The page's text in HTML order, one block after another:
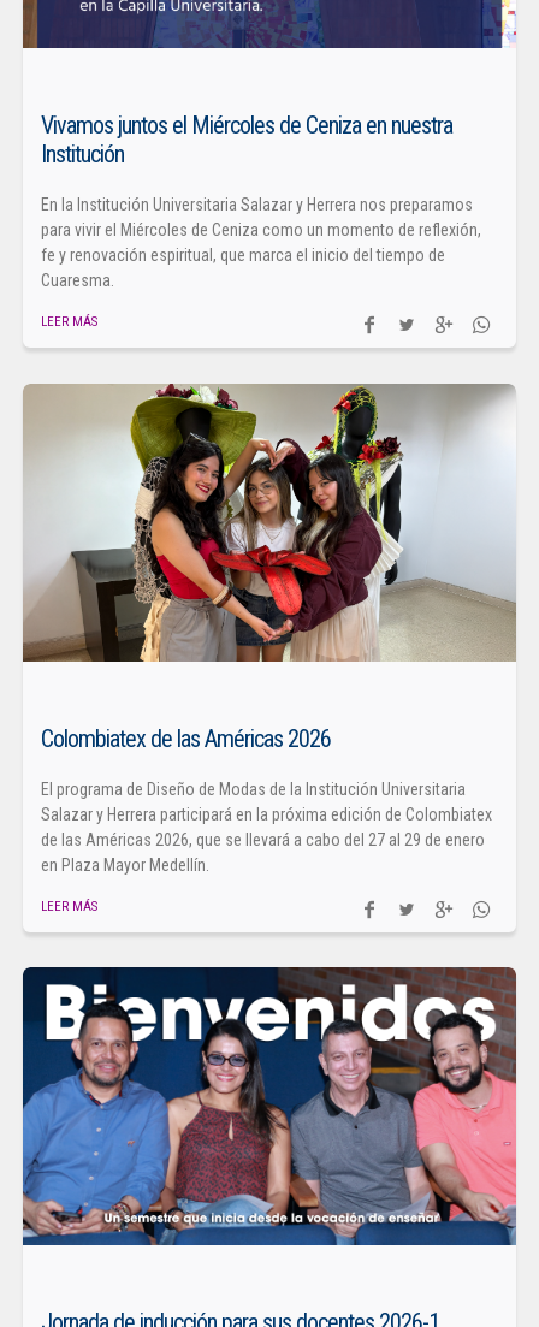
Vivamos juntos el Miércoles de Ceniza en nuestra
Institución
En la Institución Universitaria Salazar y Herrera nos preparamos
para vivir el Miércoles de Ceniza como un momento de reflexión,
fe y renovación espiritual, que marca el inicio del tiempo de
Cuaresma.
LEER MÁS
Colombiatex de las Américas 2026
El programa de Diseño de Modas de la Institución Universitaria
Salazar y Herrera participará en la próxima edición de Colombiatex
de las Américas 2026, que se llevará a cabo del 27 al 29 de enero
en Plaza Mayor Medellín.
LEER MÁS